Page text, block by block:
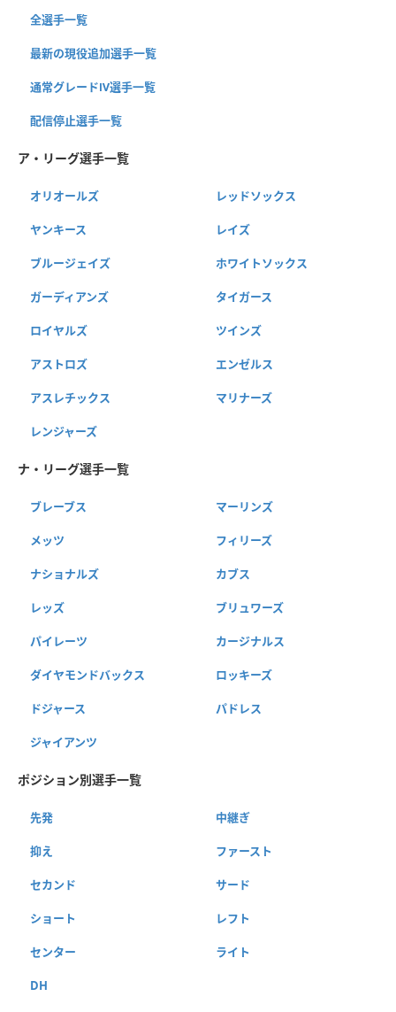
全選手一覧
最新の現役追加選手一覧
通常グレードⅣ選手一覧
配信停止選手一覧
ア・リーグ選手一覧
オリオールズ レッドソックス
ヤンキース レイズ
ブルージェイズ ホワイトソックス
ガーディアンズ タイガース
ロイヤルズ ツインズ
アストロズ エンゼルス
アスレチックス マリナーズ
レンジャーズ
ナ・リーグ選手一覧
ブレーブス マーリンズ
メッツ フィリーズ
ナショナルズ カブス
レッズ ブリュワーズ
パイレーツ カージナルス
ダイヤモンドバックス ロッキーズ
ドジャース パドレス
ジャイアンツ
ポジション別選手一覧
先発 中継ぎ
抑え ファースト
セカンド サード
ショート レフト
センター ライト
DH